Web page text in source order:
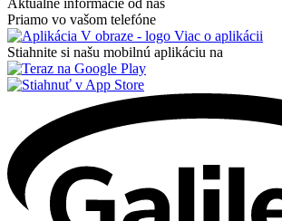
Priamo vo vašom telefóne
Viac o aplikácii
Stiahnite si našu mobilnú aplikáciu na